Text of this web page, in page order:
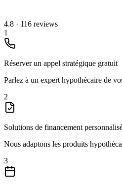
4.8 · 116 reviews
1
Réserver un appel stratégique gratuit
Parlez à un expert hypothécaire de
2
Solutions de financement
Nous adaptons les produits
3